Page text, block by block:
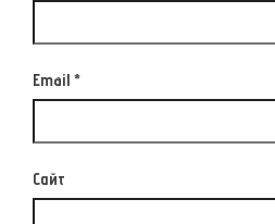
Email *
Сайт